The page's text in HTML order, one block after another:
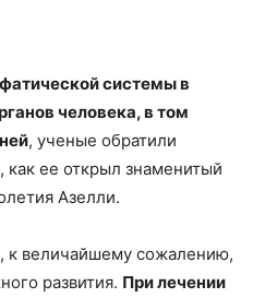
системы в
человека, в том
, ученые обратили
как ее открыл знаменитый
Азелли.
к величайшему сожалению,
развития. При лечении